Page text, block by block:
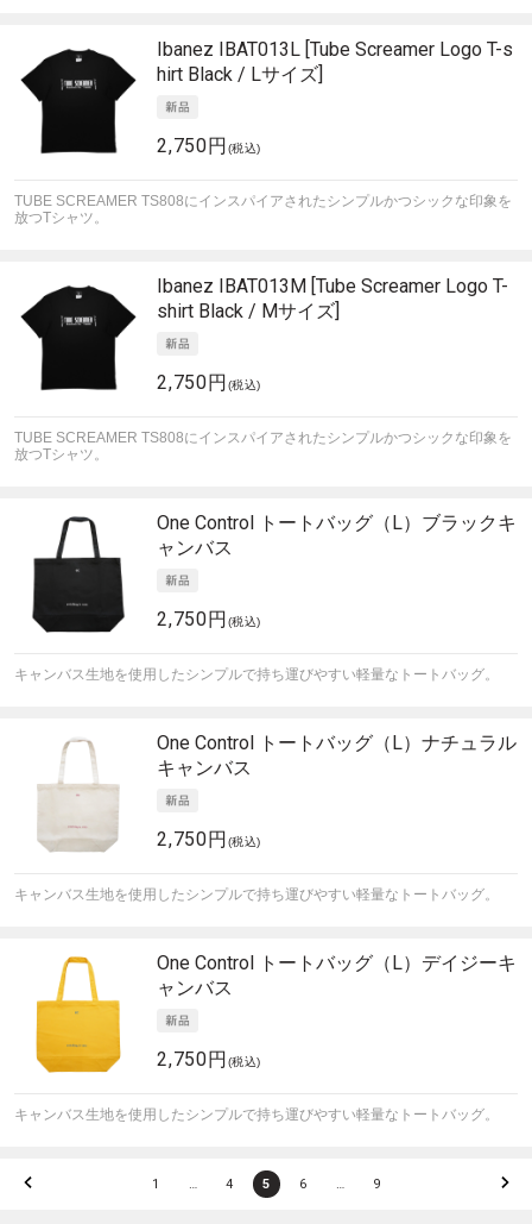
Ibanez IBAT013L [Tube Screamer Logo T-s
hirt Black / Lサイズ]
2,750円 (税込)
TUBE SCREAMER TS808にインスパイアされたシンプルかつシックな印象を
放つTシャツ。
Ibanez IBAT013M [Tube Screamer Logo T-
shirt Black / Mサイズ]
2,750円 (税込)
TUBE SCREAMER TS808にインスパイアされたシンプルかつシックな印象を
放つTシャツ。
One Control トートバッグ（L）ブラックキ
ャンバス
2,750円 (税込)
キャンバス生地を使用したシンプルで持ち運びやすい軽量なトートバッグ。
One Control トートバッグ（L）ナチュラル
キャンバス
2,750円 (税込)
キャンバス生地を使用したシンプルで持ち運びやすい軽量なトートバッグ。
One Control トートバッグ（L）デイジーキ
ャンバス
2,750円 (税込)
キャンバス生地を使用したシンプルで持ち運びやすい軽量なトートバッグ。
1 … 4 5 6 … 9